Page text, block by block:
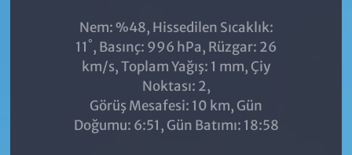
Nem: %48, Hissedilen Sıcaklık:
11 °, Basınç: 996 hPa, Rüzgar: 26
km/s, Toplam Yağış: 1 mm, Çiy
Noktası: 2,
Görüş Mesafesi: 10 km, Gün
Doğumu: 6:51, Gün Batımı: 18:58